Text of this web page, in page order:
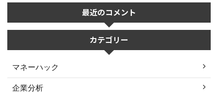
最近のコメント
カテゴリー
マネーハック
企業分析